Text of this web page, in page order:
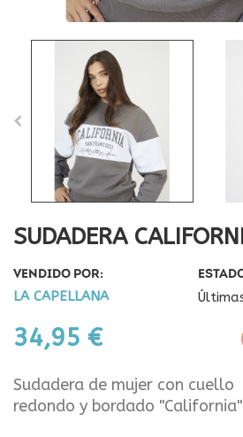
SUDADERA
VENDIDO POR:
LA CAPELLANA
34,95 €
Sudadera de mujer con cuello
redondo y bordado